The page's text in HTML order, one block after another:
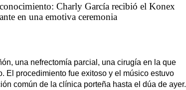
Charly García recibió el Konex
en una emotiva ceremonia
una nefrectomía parcial, una cirugía en la que
El procedimiento fue exitoso y el músico estuvo
común de la clínica porteña hasta el dúa de ayer.